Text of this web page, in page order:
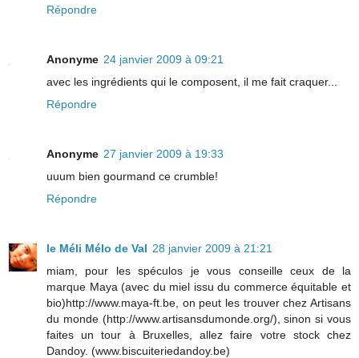
Répondre
Anonyme 24 janvier 2009 à 09:21
avec les ingrédients qui le composent, il me fait craquer...
Répondre
Anonyme 27 janvier 2009 à 19:33
uuum bien gourmand ce crumble!
Répondre
le Méli Mélo de Val 28 janvier 2009 à 21:21
miam, pour les spéculos je vous conseille ceux de la
marque Maya (avec du miel issu du commerce équitable et
bio)http://www.maya-ft.be, on peut les trouver chez Artisans
du monde (http://www.artisansdumonde.org/), sinon si vous
faites un tour à Bruxelles, allez faire votre stock chez
Dandoy. (www.biscuiteriedandoy.be)